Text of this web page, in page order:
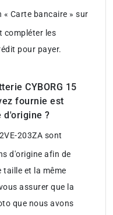
Carte bancaire » sur
compléter les
pour payer.
CYBORG 15
fournie est
d'origine ?
203ZA sont
d'origine afin de
taille et la même
assurer que la
que nous avons